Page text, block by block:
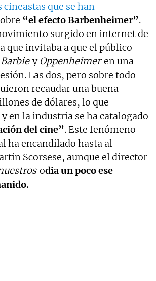
cineastas que se han
“el efecto Barbenheimer”.
surgido en internet de
que invitaba a que el público
Barbie y Oppenheimeren una
Las dos, pero sobre todo
recaudar una buena
de dólares, lo que
en la industria se ha catalogado
del cine”. Este fenómeno
ha encandilado hasta al
Scorsese, aunque el director
odia un poco ese